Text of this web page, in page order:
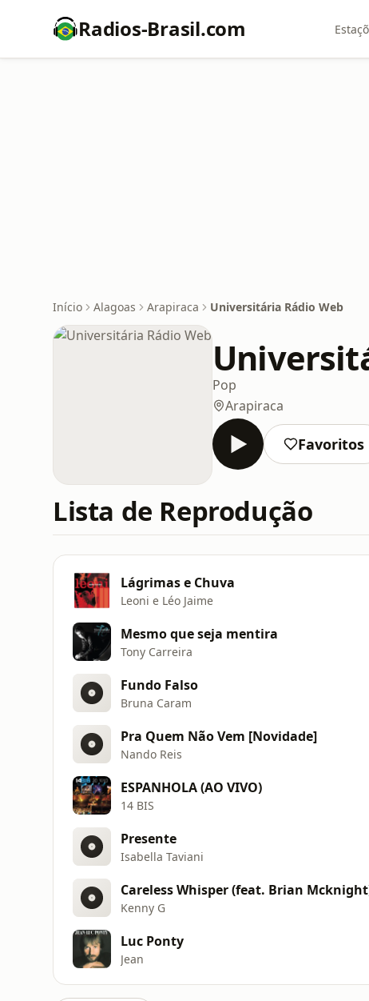
Radios-Brasil.com
Início Alagoas Arapiraca Universitária Rádio Web
Pop
Arapiraca
Favoritos
Lista de Reprodução
Lágrimas e Chuva
Leoni e Léo Jaime
Mesmo que seja mentira
Tony Carreira
Fundo Falso
Bruna Caram
Pra Quem Não Vem [Novidade]
Nando Reis
ESPANHOLA (AO VIVO)
14 BIS
Presente
Isabella Taviani
Careless Whisper (feat. Brian
Kenny G
Luc Ponty
Jean